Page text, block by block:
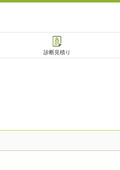
診断見積り